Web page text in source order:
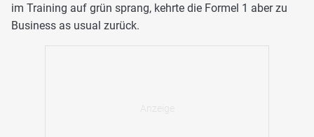
im Training auf grün sprang, kehrte die Formel 1 aber zu
Business as usual zurück.